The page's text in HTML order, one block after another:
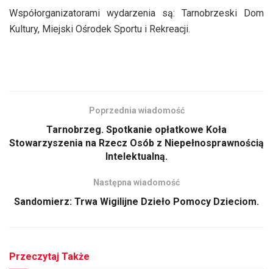
Współorganizatorami wydarzenia są: Tarnobrzeski Dom
Kultury, Miejski Ośrodek Sportu i Rekreacji.
Poprzednia wiadomość
Tarnobrzeg. Spotkanie opłatkowe Koła
Stowarzyszenia na Rzecz Osób z Niepełnosprawnością
Intelektualną.
Następna wiadomość
Sandomierz: Trwa Wigilijne Dzieło Pomocy Dzieciom.
Przeczytaj Także